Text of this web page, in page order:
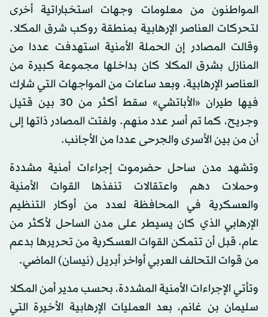
المواطنون من معلومات وجهات استخباراتية أخرى
لتحركات العناصر الإرهابية بمنطقة روكب شرق المكلا.
وقالت المصادر إن الحملة الأمنية استهدفت عددا من
المنازل بشرق المكلا كان بداخلها مجموعة كبيرة من
العناصر الإرهابية، وبعد ساعات من المواجهات التي شارك
فيها طيران «الأباتشي» سقط أكثر من 30 بين قتيل
وجريح، كما تم أسر عدد منهم. ولفتت المصادر ذاتها إلى
أن من بين الأسرى والجرحى عددا من الأجانب.
وتشهد مدن ساحل حضرموت إجراءات أمنية مشددة
وحملات دهم واعتقالات تنفذها القوات الأمنية
والعسكرية في المحافظة لعدد من أوكار التنظيم
الإرهابي الذي كان يسيطر على مدن الساحل لأكثر من
عام، قبل أن تتمكن القوات العسكرية من تحريرها بدعم
من قوات التحالف العربي أواخر أبريل (نيسان) الماضي.
وتأتي الإجراءات الأمنية المشددة، بحسب مدير أمن المكلا
سليمان بن غانم، بعد العمليات الإرهابية الأخيرة التي